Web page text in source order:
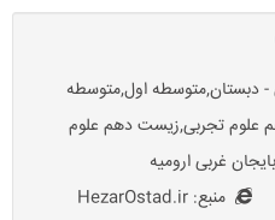
- دبستان,متوسطه اول,متوسطه
علوم تجربی,زیست دهم علوم
غربی ارومیه
منبع: HezarOstad.ir